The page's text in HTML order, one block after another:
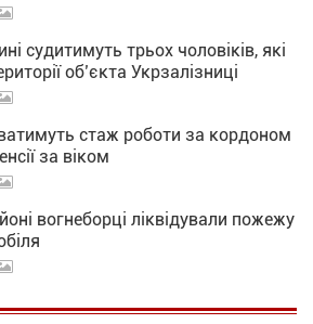
судитимуть трьох чоловіків, які
об’єкта Укрзалізниці
стаж роботи за кордоном
за віком
вогнеборці ліквідували пожежу